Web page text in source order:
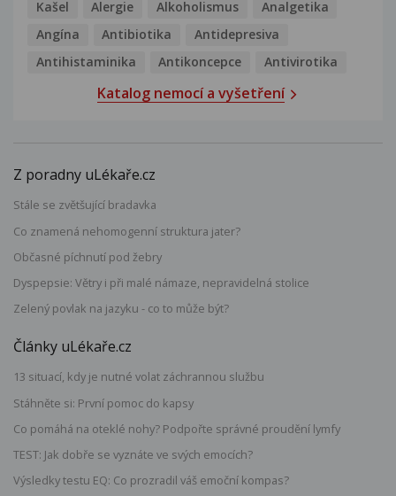
Kašel Alergie Alkoholismus
Analgetika
Angína
Antibiotika
Antidepresiva
Antihistaminika
Antikoncepce Antivirotika
Katalog nemocí a vyšetření
Z poradny uLékaře.cz
Stále se zvětšující bradavka
Co znamená nehomogenní struktura jater?
Občasné píchnutí pod žebry
Dyspepsie: Větry i při malé námaze, nepravidelná stolice
Zelený povlak na jazyku - co to může být?
Články uLékaře.cz
13 situací, kdy je nutné volat záchrannou službu
Stáhněte si: První pomoc do kapsy
Co pomáhá na oteklé nohy? Podpořte správné proudění lymfy
TEST: Jak dobře se vyznáte ve svých emocích?
Výsledky testu EQ: Co prozradil váš emoční kompas?